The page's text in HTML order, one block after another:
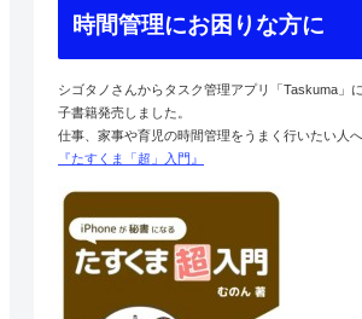
時間管理にお困りな方に
シゴタノさんからタスク管理アプリ「Taskuma」
子書籍発売しました。
仕事、家事や育児の時間管理をうまく行いたい人へ
『たすくま「超」入門』